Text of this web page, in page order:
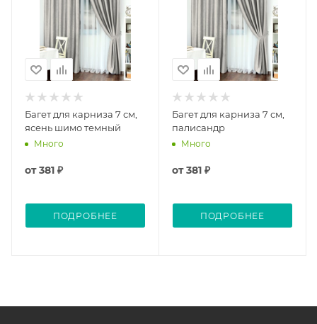
Багет для карниза 7 см,
ясень шимо темный
Много
от381 ₽
ПОДРОБНЕЕ
Багет для карниза 7 см,
палисандр
Много
от381 ₽
ПОДРОБНЕЕ